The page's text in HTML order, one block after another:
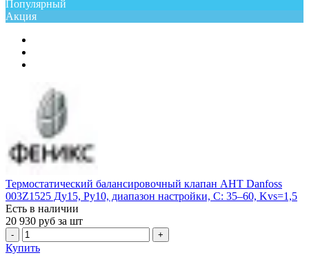
Популярный
Акция
Термостатический балансировочный клапан AHT Danfoss
003Z1525 Ду15, Ру10, диапазон настройки, С: 35–60, Kvs=1,5
Есть в наличии
20 930 руб за шт
- +
Купить